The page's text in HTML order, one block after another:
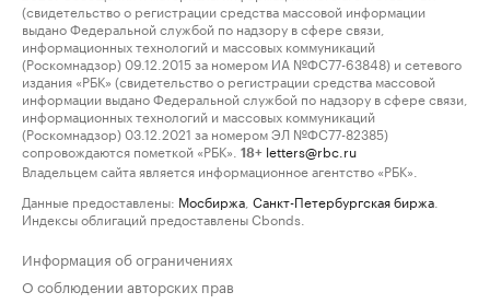
(свидетельство о регистрации средства массовой информации
выдано Федеральной службой по надзору в сфере связи,
информационных технологий и массовых коммуникаций
(Роскомнадзор) 09.12.2015 за номером ИА №ФС77-63848) и сетевого
издания «РБК» (свидетельство о регистрации средства массовой
информации выдано Федеральной службой по надзору в сфере связи,
информационных технологий и массовых коммуникаций
(Роскомнадзор) 03.12.2021 за номером ЭЛ №ФС77-82385)
сопровождаются пометкой «РБК».
18+ letters@rbc.ru
Владельцем сайта является информационное агентство «РБК».
Данные предоставлены: Мосбиржа Санкт-Петербургская биржа
Индексы облигаций предоставлены Cbonds.
Информация об ограничениях
О соблюдении авторских прав